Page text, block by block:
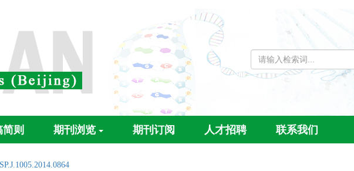
则 期刊浏览 期刊订阅 人才招聘 联系我们